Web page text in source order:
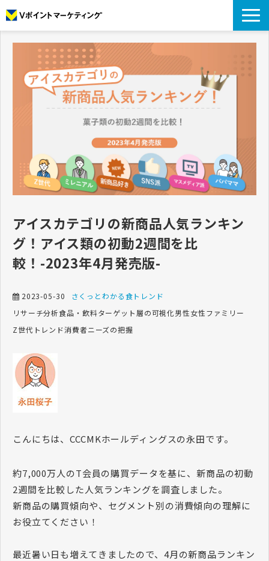
私たちについて
データについて
プロモーション
アナリティクス
リサーチ
導入事例
コラム
お役立ち資料
アイスカテゴリの新商品人気ランキン
グ！アイス類の初動2週間を比
較！-2023年4月発売版-
2023-05-30
さくっとわかる食トレンド
リサーチ分析食品・飲料ターゲット層の可視化男性女性ファミリー
Z世代 トレンド消費者ニーズの把握
こんにちは、CCCMKホールディングスの永田です。
約7,000万人のT会員の購買データを基に、新商品の初動
2週間を比較した人気ランキングを調査しました。
新商品の購買傾向や、セグメント別の消費傾向の理解に
お役立てください！
最近暑い日も増えてきましたので、4月の新商品ランキン